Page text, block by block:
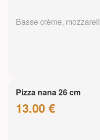
Basse crème,
Pizza nana 26 cm
13.00 €